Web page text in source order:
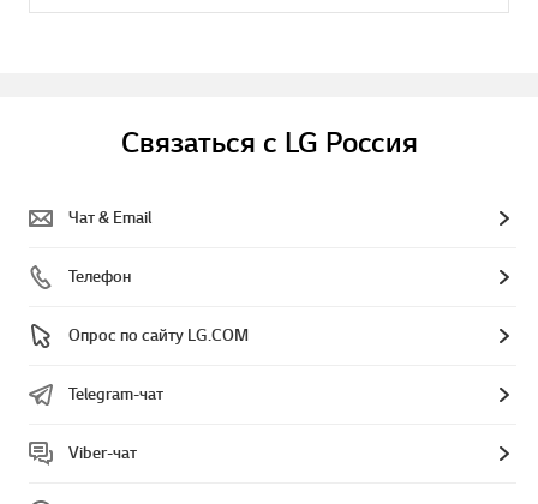
Связаться с LG Россия
Чат & Email
Телефон
Опрос по сайту LG.COM
Telegram-чат
Viber-чат